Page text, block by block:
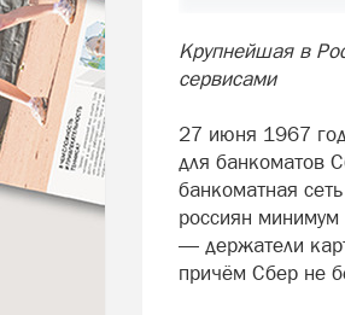
Крупнейшая в
сервисами
27 июня 1967
для банкоматов
банкоматная
россиян
— держатели
причём Сбер не